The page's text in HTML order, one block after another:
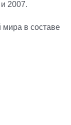
2007.
мира в составе